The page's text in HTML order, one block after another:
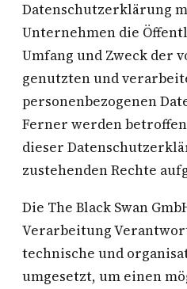
Datenschutzerklärung
Unternehmen die
Umfang und Zweck der
genutzten und
personenbezogenen
Ferner werden
dieser
zustehenden Rechte
Die The Black Swan
Verarbeitung
technische und
umgesetzt, um einen